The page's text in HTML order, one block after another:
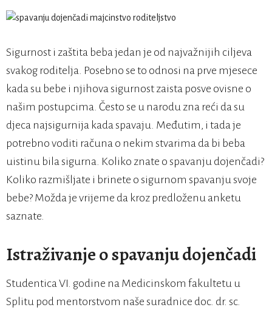
Sigurnost i zaštita beba jedan je od najvažnijih ciljeva
svakog roditelja. Posebno se to odnosi na prve mjesece
kada su bebe i njihova sigurnost zaista posve ovisne o
našim postupcima. Često se u narodu zna reći da su
djeca najsigurnija kada spavaju. Međutim, i tada je
potrebno voditi računa o nekim stvarima da bi beba
uistinu bila sigurna. Koliko znate o spavanju dojenčadi?
Koliko razmišljate i brinete o sigurnom spavanju svoje
bebe? Možda je vrijeme da kroz predloženu anketu
saznate.
Istraživanje o spavanju dojenčadi
Studentica VI. godine na Medicinskom fakultetu u
Splitu pod mentorstvom naše suradnice doc. dr. sc.